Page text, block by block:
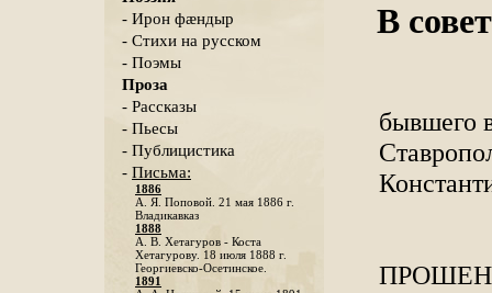
- Ирон фæндыр
- Стихи на русском
- Поэмы
Проза
- Рассказы
- Пьесы
- Публицистика
- Письма:
1886
А. Я. Поповой. 21 мая 1886 г.
Владикавказ
1888
A. В. Хетагуров - Коста
Хетагурову. 18 июля 1888 г.
Георгиевско-Осетинское.
1891
В
бывшего